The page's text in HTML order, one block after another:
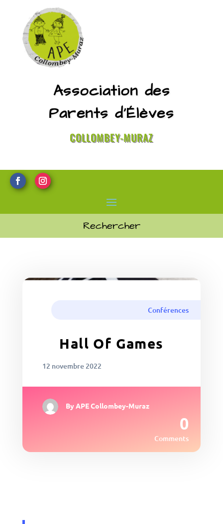
Association des
Parents d’Élèves
COLLOMBEY-MURAZ
Conférences
Hall Of Games
12 novembre 2022
ByAPE Collombey-Muraz
0
Comments